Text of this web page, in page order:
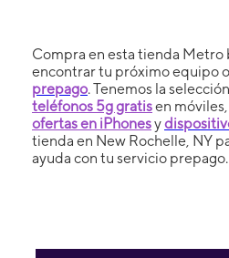
Compra en esta tienda Metro
encontrar tu próximo equipo o
prepago. Tenemos la
teléfonos 5g gratisen
ofertas en iPhonesy
tienda en New Rochelle, NY
ayuda con tu servicio prepago.